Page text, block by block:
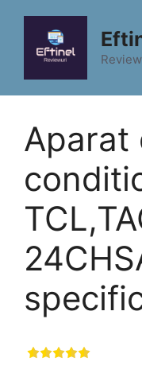
conținut
Aparat